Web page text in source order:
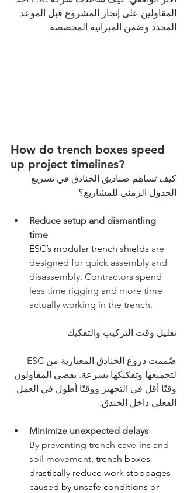
المقاولين على إنجاز المشروع قبل الموعد
المحدد وضمن الميزانية المخصصة
How do trench boxes speed
up project timelines?
كيف تساهم صناديق الخنادق في تسريع
الجدول الزمني للمشاريع؟
Reduce setup and dismantling
time
ESC’s modular trench shields are
designed for quick assembly and
disassembly. Contractors spend
less time rigging and more time
actually working in the trench.
تقليل وقت التركيب والتفكيك
لتجميعها وتفكيكها بسرعة. يقضي المقاولون
وقتًا أقل في التجهيز ووقتًا أطول في العمل
الفعلي داخل الخندق.
Minimize unexpected delays
By preventing trench cave-ins and
soil movement, trench boxes
drastically reduce work stoppages
caused by unsafe conditions or